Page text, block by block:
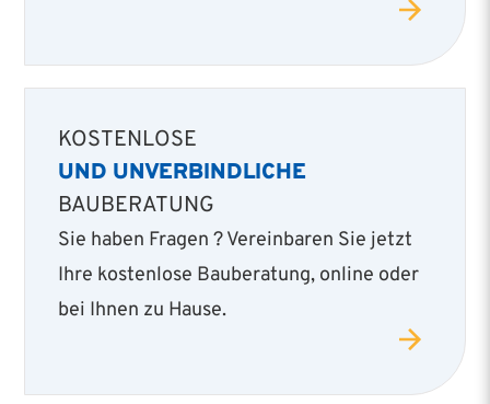
KOSTENLOSE
UND UNVERBINDLICHE
BAUBERATUNG
Sie haben Fragen ? Vereinbaren Sie jetzt
Ihre kostenlose Bauberatung, online oder
bei Ihnen zu Hause.